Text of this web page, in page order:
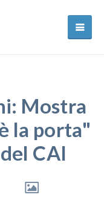
Mostra
la porta"
CAI